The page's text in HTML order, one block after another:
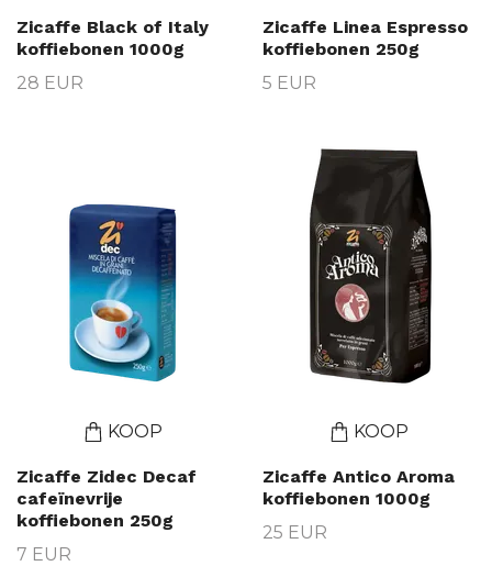
Zicaffe Black of Italy
koffiebonen 1000g
28 EUR
Zicaffe Linea Espresso
koffiebonen 250g
5 EUR
KOOP
Zicaffe Zidec Decaf
cafeïnevrije
koffiebonen 250g
7 EUR
KOOP
Zicaffe Antico Aroma
koffiebonen 1000g
25 EUR